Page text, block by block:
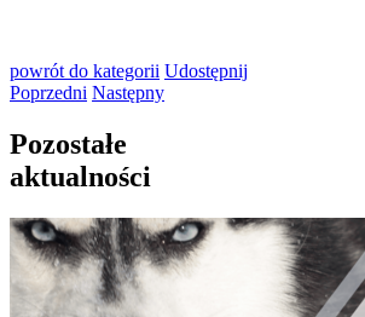
powrót do kategorii Udostępnij
Poprzedni Następny
Pozostałe
aktualności